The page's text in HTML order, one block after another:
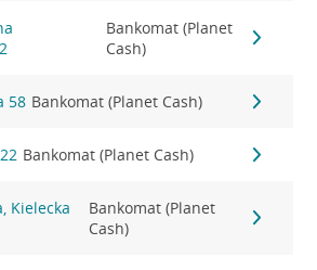
Bankomat (Planet
Cash)
58 Bankomat (Planet Cash)
Bankomat (Planet Cash)
Kielecka
Bankomat (Planet
Cash)